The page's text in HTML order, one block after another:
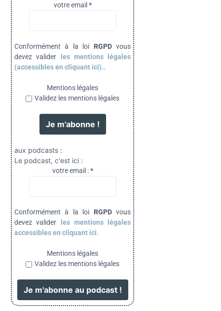
votre email *
Conformément à la loi RGPDvous
devez valider
les mentions légales
(accessibles en cliquant ici)..
Mentions légales
Validez les mentions légales
aux podcasts :
Le podcast, c'est ici :
votre email :*
Conformément à la loi RGPDvous
devez valider
les mentions légales
accessibles en cliquant ici.
Mentions légales
Validez les mentions légales